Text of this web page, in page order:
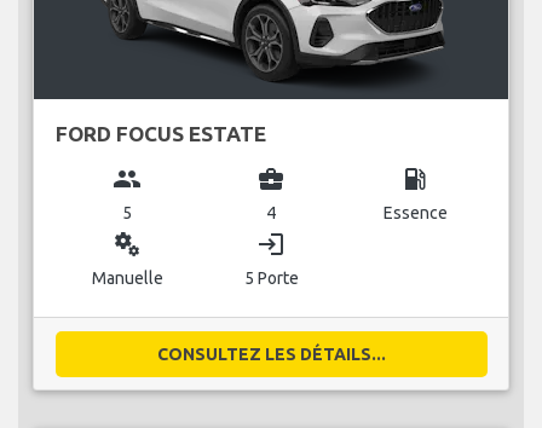
FORD FOCUS ESTATE
group
5
business_center
4
local_gas_station
Essence
miscellaneous_services
Manuelle
login
5 Porte
CONSULTEZ LES DÉTAILS...